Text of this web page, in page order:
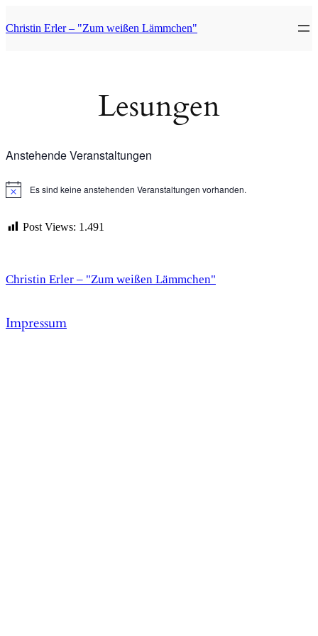
zum
Inhalt
Christin Erler – "Zum weißen Lämmchen"
Lesungen
Anstehende Veranstaltungen
Notice Es sind keine anstehenden Veranstaltungen vorhanden.
Post Views: 1.491
Christin Erler – "Zum weißen Lämmchen"
Impressum